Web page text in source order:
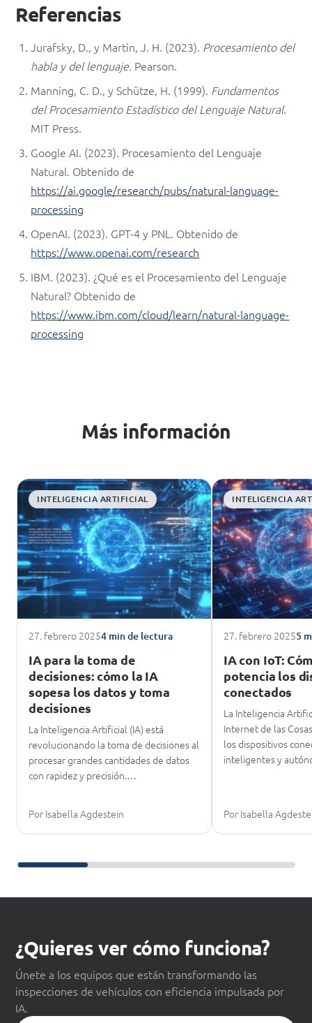
Referencias
Jurafsky, D., y Martin, J. H. (2023). Procesamiento del
habla y del lenguaje. Pearson.
Manning, C. D., y Schütze, H. (1999). Fundamentos
del Procesamiento Estadístico del Lenguaje Natural.
MIT Press.
Google AI. (2023). Procesamiento del Lenguaje
Natural. Obtenido de
https://ai.google/research/pubs/natural-language-
processing
OpenAI. (2023). GPT-4 y PNL. Obtenido de
https://www.openai.com/research
IBM. (2023). ¿Qué es el Procesamiento del Lenguaje
Natural? Obtenido de
https://www.ibm.com/cloud/learn/natural-language-
processing
Más información
INTELIGENCIA ARTIFICIAL
27. febrero 20254 min de lectura
IA para la toma de
decisiones: cómo la IA
sopesa los datos y toma
decisiones
La Inteligencia Artificial (IA) está
revolucionando la toma de decisiones al
procesar grandes cantidades de datos
con rapidez y precisión.…
Por Isabella Agdestein
INTELIGENCIA
27. febrero 20255
IA con IoT:
potencia los
conectados
La Inteligencia
Internet de las
los dispositivos
inteligentes y
Por Isabella
Desplázate para seguir leyendo
¿Quieres ver cómo funciona?
Únete a los equipos que están transformando las
inspecciones de vehículos con eficiencia impulsada por
IA.